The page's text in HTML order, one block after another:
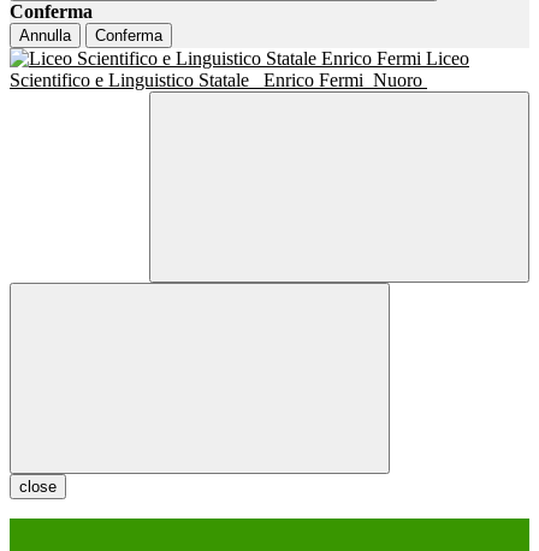
Conferma
Annulla Conferma
Liceo
Scientifico e Linguistico Statale
Enrico Fermi Nuoro
close